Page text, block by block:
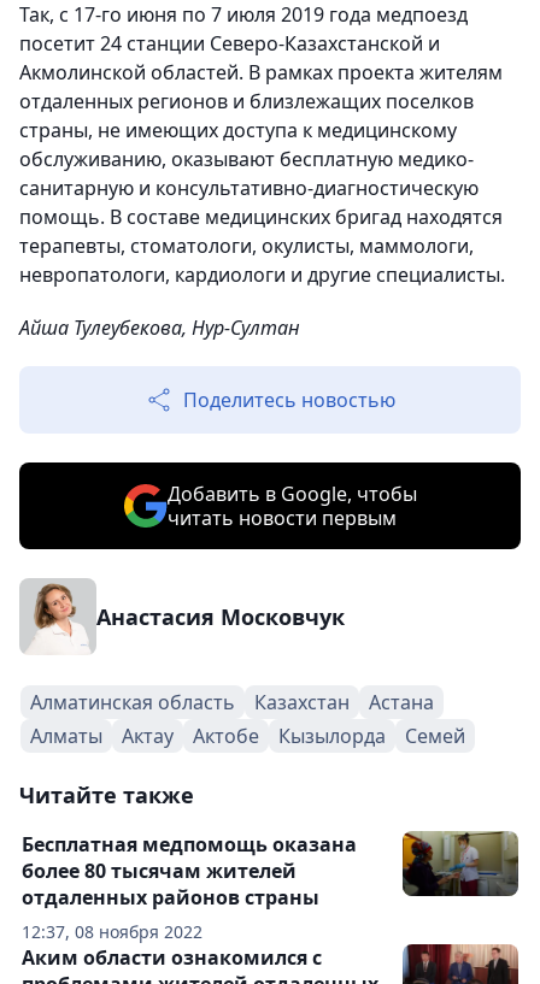
Так, с 17-го июня по 7 июля 2019 года медпоезд
посетит 24 станции Северо-Казахстанской и
Акмолинской областей. В рамках проекта жителям
отдаленных регионов и близлежащих поселков
страны, не имеющих доступа к медицинскому
обслуживанию, оказывают бесплатную медико-
санитарную и консультативно-диагностическую
помощь. В составе медицинских бригад находятся
терапевты, стоматологи, окулисты, маммологи,
невропатологи, кардиологи и другие специалисты.
Айша Тулеубекова, Нур-Султан
Поделитесь новостью
Добавить в Google, чтобы
читать новости первым
Анастасия Московчук
Алматинская область Казахстан
Астана
Алматы
Актау Актобе Кызылорда Семей
Читайте также
12:37, 08 ноября 2022
Бесплатная медпомощь оказана
более 80 тысячам жителей
отдаленных районов страны
Аким области ознакомился с